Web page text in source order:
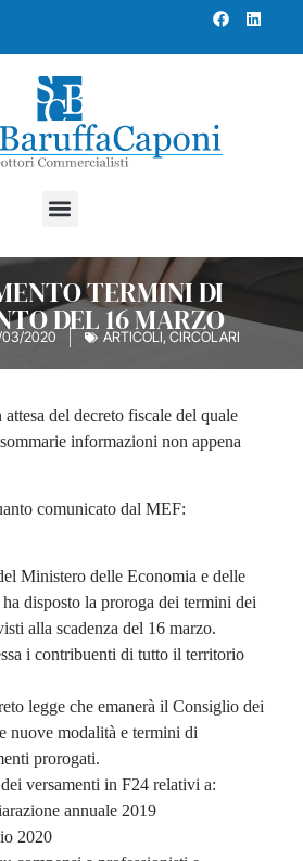
TERMINI DI
DEL 16 MARZO
03/2020 ARTICOLI, CIRCOLARI
del decreto fiscale del quale
informazioni non appena
comunicato dal MEF:
Ministero delle Economia e delle
disposto la proroga dei termini dei
alla scadenza del 16 marzo.
i contribuenti di tutto il territorio
legge che emanerà il Consiglio dei
nuove modalità e termini di
prorogati.
versamenti in F24 relativi a:
annuale 2019
2020